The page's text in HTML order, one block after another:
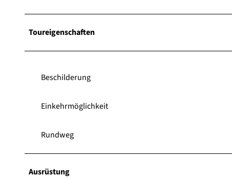
Toureigenschaften
Beschilderung
Einkehrmöglichkeit
Rundweg
Ausrüstung